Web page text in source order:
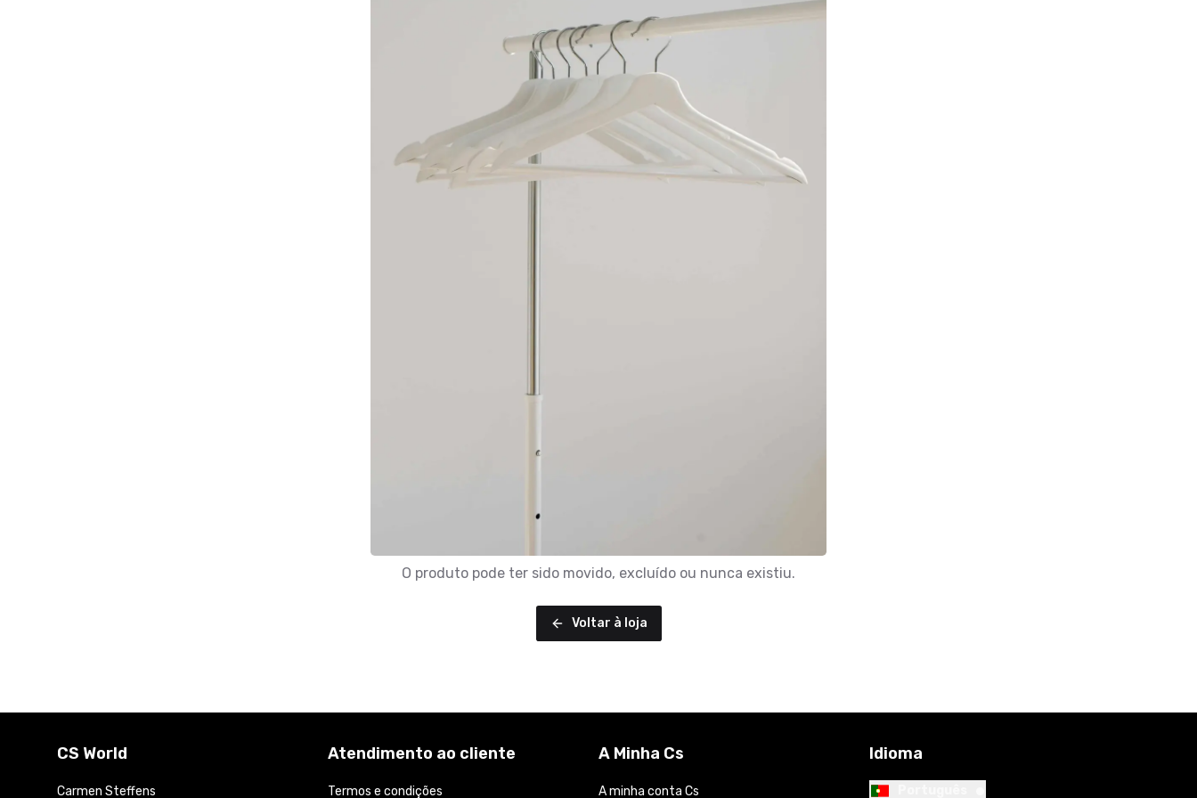
O produto pode ter sido movido, excluído ou nunca existiu.
Voltar à loja
CS World
Carmen Steffens
Atendimento ao cliente
Termos e condições
A Minha Cs
A minha conta Cs
Idioma